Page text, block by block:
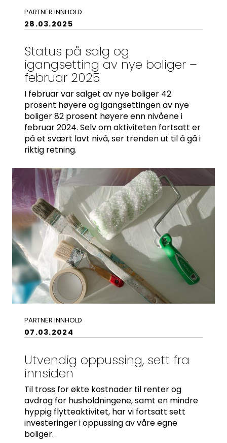
Aktuelt
Om Norsk takst
Bli medlem
Logg inn
Kontakt oss
Kontaktinformasjon:
adm@norsktakst.no
Besøksadresse:
Klingenberggt. 7A, 0161 Oslo
Postadresse:
Pb. 1516 Vika, 0117 OSLO
Organisasjonsnummer:
956 955 211
PARTNER INNHOLD
28.03.2025
Status på salg og
igangsetting av nye boliger –
februar 2025
I februar var salget av nye boliger 42
prosent høyere og igangsettingen av nye
boliger 82 prosent høyere enn nivåene i
februar 2024. Selv om aktiviteten fortsatt er
på et svært lavt nivå, ser trenden ut til å gå i
riktig retning.
PARTNER INNHOLD
07.03.2024
Utvendig oppussing, sett fra
innsiden
Til tross for økte kostnader til renter og
avdrag for husholdningene, samt en mindre
hyppig flytteaktivitet, har vi fortsatt sett
investeringer i oppussing av våre egne
boliger.